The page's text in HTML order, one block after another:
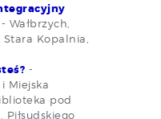
- Wałbrzych,
Kopalnia,
-
Miejska
pod